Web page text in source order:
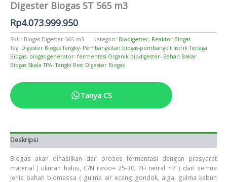
Digester Biogas ST 565 m3
Rp4.073.999.950
SKU: Biogas Digester 565 m3 Kategori: Biodigester, Reaktor Biogas
Tag: Digester Biogas Tangky- Pembangkitan biogas-pembangkit listrik Tenaga
Biogas- biogas generator- fermentasi Organik biodigester- Bahan Bakar
Biogas Skala TPA- Tangki Besi Digester Biogas
Tanya CS
Deskripsi
Biogas akan dihasilkan dari proses fermentasi dengan prasyarat
material ( ukuran halus, C/N rasio= 25-30, PH netral ~7 ) dari semua
jenis bahan biomassa ( gulma air eceng gondok, alga, gulma kebun